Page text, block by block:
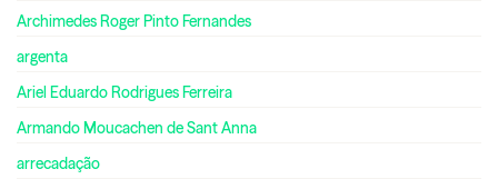
Archimedes Roger Pinto Fernandes
argenta
Ariel Eduardo Rodrigues Ferreira
Armando Moucachen de Sant Anna
arrecadação